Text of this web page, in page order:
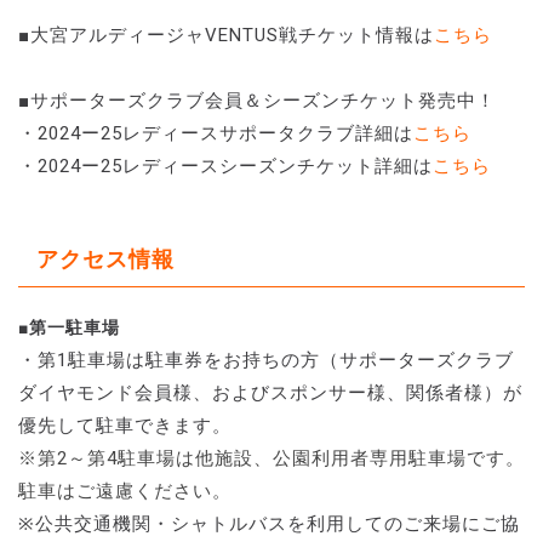
■大宮アルディージャVENTUS戦チケット情報は こちら
■サポーターズクラブ会員＆シーズンチケット発売中！
・2024ー25レディースサポータクラブ詳細は こちら
・2024ー25レディースシーズンチケット詳細は こちら
アクセス情報
■第一駐車場
・第1駐車場は駐車券をお持ちの方（サポーターズクラブ
ダイヤモンド会員様、およびスポンサー様、関係者様）が
優先して駐車できます。
※第2～第4駐車場は他施設、公園利用者専用駐車場です。
駐車はご遠慮ください。
※公共交通機関・シャトルバスを利用してのご来場にご協